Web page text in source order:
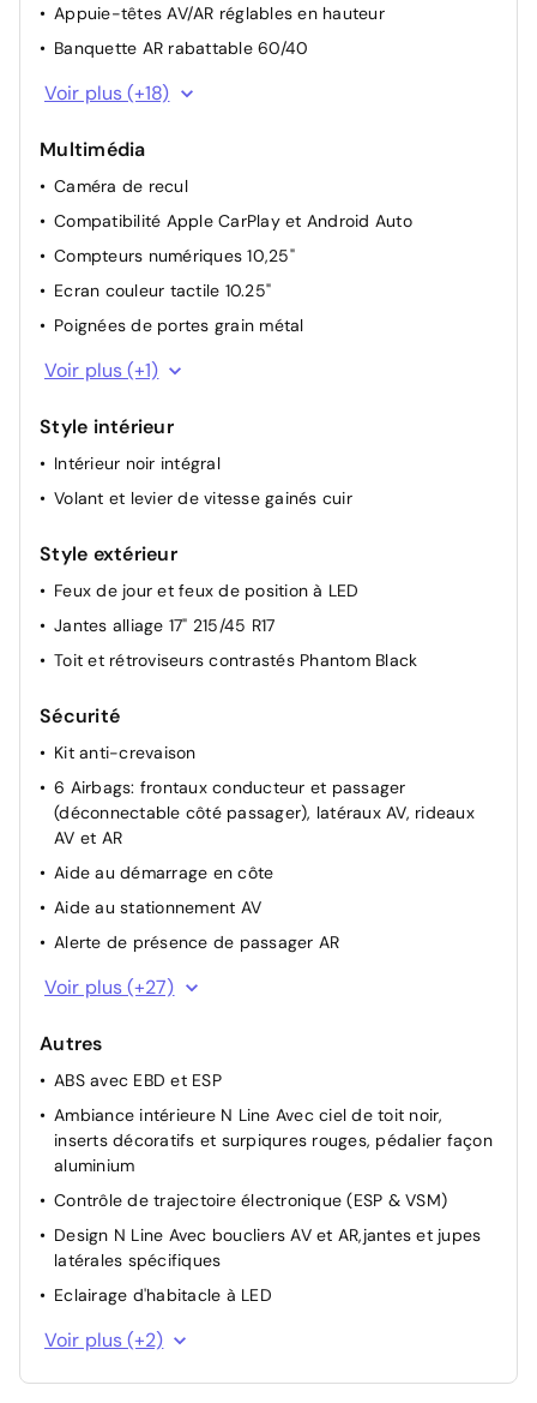
Appuie-têtes AV/AR réglables en hauteur
Banquette AR rabattable 60/40
Boîte automatique 7 rapports
automatique
Commandes au volant
Console de rangement sous accoudoir AV
Eclairage d'ambiance personnalisable à LED
Filet de coffre
Miroirs de courtoisie conducteur et passager
Modes de conduite
Plancher de coffre modulable
Poche aumônière dans le dossier du siège passager
Port USB-C de recharge à l'AR
Port USB-C de recharge à l'AV
Porte-gobelet AV
Volant réglable en hauteur et en profondeur
Vitre électrique séquentielle côté conducteur
Rétroviseurs extérieurs électriques et chauffants
Voir plus (+18)
Multimédia
Caméra de recul
Compatibilité Apple CarPlay et Android Auto
Compteurs numériques 10,25"
Ecran couleur tactile 10.25"
Poignées de portes grain métal
Système de navigation Europe avec programme de
mise à jour à distance et services Hyundai Live:
stationnement, météo, points d'intérêt et zones de
danger. Mises à jour à distance incluses pendant 3
Voir plus (+1)
Style intérieur
Intérieur noir intégral
Volant et levier de vitesse gainés cuir
Style extérieur
Feux de jour et feux de position à LED
Jantes alliage 17" 215/45 R17
Toit et rétroviseurs contrastés Phantom Black
Sécurité
Kit anti-crevaison
6 Airbags: frontaux conducteur et passager
(déconnectable côté passager), latéraux AV, rideaux
AV et AR
Aide au démarrage en côte
Aide au stationnement AV
Alerte de présence de passager AR
Allumage automatique des feux de croisement
Assistance active au maintien de voie
Assistance active au suivi de voie
Capteur de pluie
Connexion Bluetooth
Détection de fatigue du conducteur
Direction assistée électrique
secours avec géolocalisation du véhicule
Feux AR à LED
Voir plus (+27)
Autres
ABS avec EBD et ESP
Ambiance intérieure N Line Avec ciel de toit noir,
inserts décoratifs et surpiqures rouges, pédalier façon
aluminium
Contrôle de trajectoire électronique (ESP & VSM)
Design N Line Avec boucliers AV et AR,jantes et jupes
latérales spécifiques
Eclairage d'habitacle à LED
Système audio RDS/DAB compatible MP3 avec
connexion USB-A, 6 HP
Services connectés BlueLink avec carte SIM incluse:
Voir plus (+2)